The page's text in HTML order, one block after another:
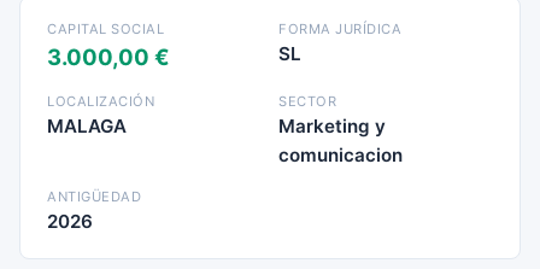
CAPITAL SOCIAL
3.000,00 €
FORMA JURÍDICA
SL
LOCALIZACIÓN
MALAGA
SECTOR
Marketing y
comunicacion
ANTIGÜEDAD
2026